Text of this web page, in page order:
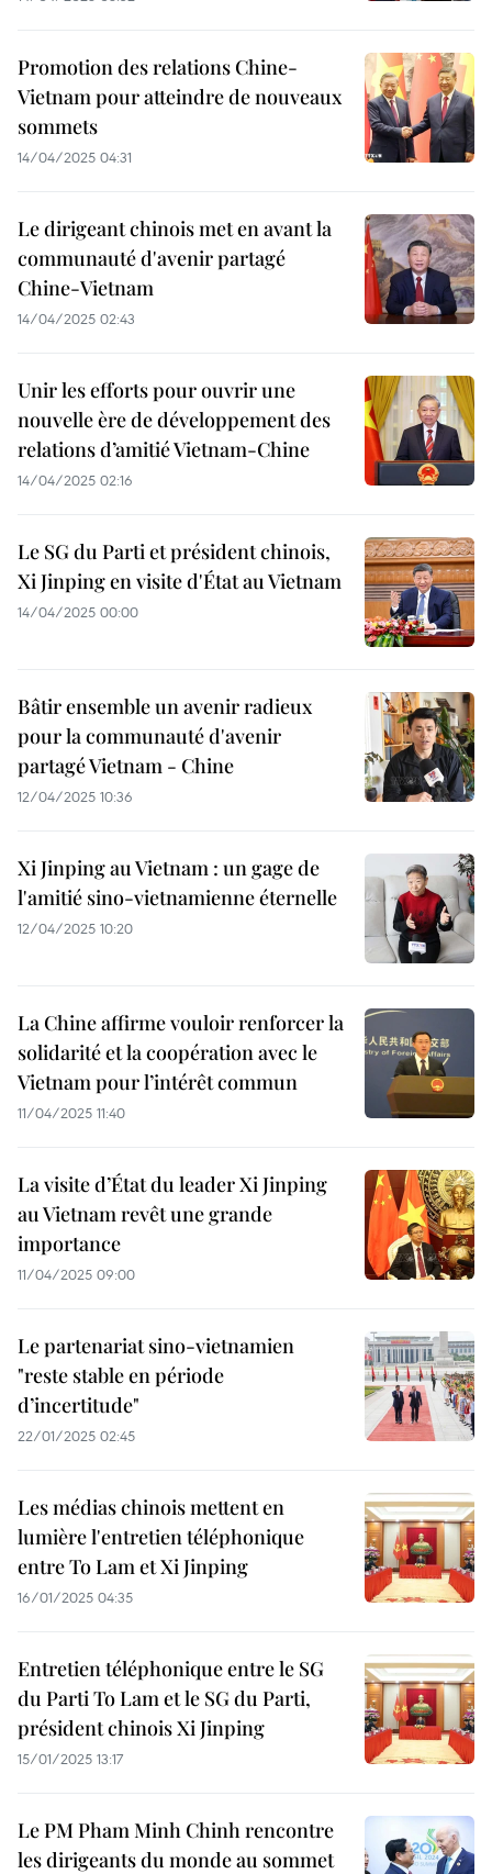
Promotion des relations Chine-
Vietnam pour atteindre de nouveaux
sommets
14/04/2025 04:31
Le dirigeant chinois met en avant la
communauté d'avenir partagé
Chine-Vietnam
14/04/2025 02:43
Unir les efforts pour ouvrir une
nouvelle ère de développement des
relations d’amitié Vietnam-Chine
14/04/2025 02:16
Le SG du Parti et président chinois,
Xi Jinping en visite d'État au Vietnam
14/04/2025 00:00
Bâtir ensemble un avenir radieux
pour la communauté d'avenir
partagé Vietnam - Chine
12/04/2025 10:36
Xi Jinping au Vietnam : un gage de
l'amitié sino-vietnamienne éternelle
12/04/2025 10:20
La Chine affirme vouloir renforcer la
solidarité et la coopération avec le
Vietnam pour l’intérêt commun
11/04/2025 11:40
La visite d’État du leader Xi Jinping
au Vietnam revêt une grande
importance
11/04/2025 09:00
Le partenariat sino-vietnamien
"reste stable en période
d’incertitude"
22/01/2025 02:45
Les médias chinois mettent en
lumière l'entretien téléphonique
entre To Lam et Xi Jinping
16/01/2025 04:35
Entretien téléphonique entre le SG
du Parti To Lam et le SG du Parti,
président chinois Xi Jinping
15/01/2025 13:17
Le PM Pham Minh Chinh rencontre
les dirigeants du monde au sommet